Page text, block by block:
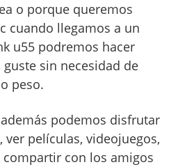
o porque queremos
cuando llegamos a un
u55 podremos hacer
sin necesidad de
peso.
podemos disfrutar
películas, videojuegos,
con los amigos